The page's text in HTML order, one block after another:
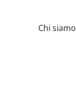
Chi siamo